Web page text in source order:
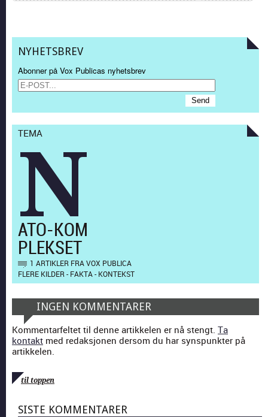
NYHETSBREV
Abonner på Vox Publicas nyhetsbrev
TEMA
N
ATO-KOM
PLEKSET
1 ARTIKLER FRA VOX PUBLICA
FLERE KILDER - FAKTA - KONTEKST
INGEN KOMMENTARER
Kommentarfeltet til denne artikkelen er nå stengt. Ta
kontakt med redaksjonen dersom du har synspunkter på
artikkelen.
til toppen
SISTE KOMMENTARER